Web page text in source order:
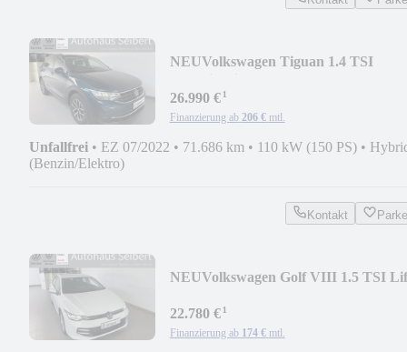
NEUVolkswagen Tiguan 1.4 TSI
*AHK*KAMERA*KEYLESS*
26.990 €¹
Finanzierung ab 206 € mtl.
Unfallfrei • EZ 07/2022 • 71.686 km • 110 kW (150 PS) •
(Benzin/Elektro)
Kontakt
NEUVolkswagen Golf VIII 1.5 TSI
22.780 €¹
Finanzierung ab 174 € mtl.